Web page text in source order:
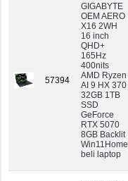
57394
GIGABYTE
OEM AERO
X16 2WH
16 inch
QHD+
165Hz
400nits
AMD Ryzen
AI 9 HX 370
32GB 1TB
SSD
GeForce
RTX 5070
8GB Backlit
Win11Home
beli laptop